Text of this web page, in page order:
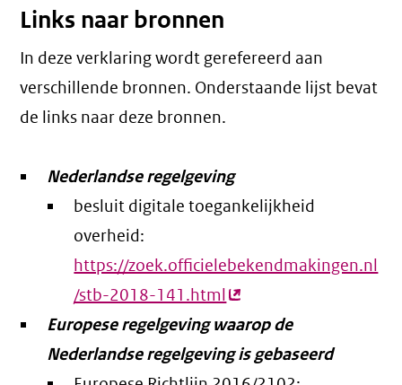
Links naar bronnen
In deze verklaring wordt gerefereerd aan
verschillende bronnen. Onderstaande lijst bevat
de links naar deze bronnen.
Nederlandse regelgeving
besluit digitale toegankelijkheid
overheid:
https://zoek.officielebekendmakingen.nl
/stb-2018-141.html(externe
link)
Europese regelgeving waarop de
Nederlandse regelgeving is gebaseerd